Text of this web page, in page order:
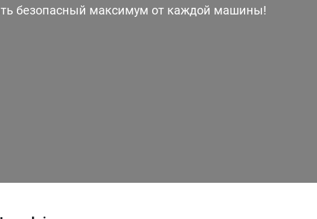
безопасный максимум от каждой машины!